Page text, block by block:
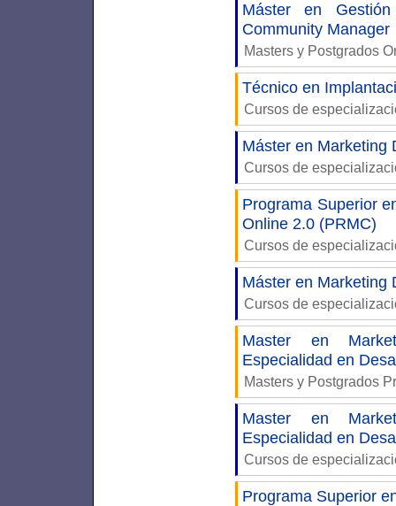
Máster en
Community Manager
Masters y Postgrados
Técnico en
Cursos de
Máster en Marketing
Cursos de
Programa Superior
Online 2.0 (PRMC)
Cursos de
Máster en Marketing
Cursos de
Master en
Especialidad en
Masters y Postgrados
Master en
Especialidad en
Cursos de
Programa Superior